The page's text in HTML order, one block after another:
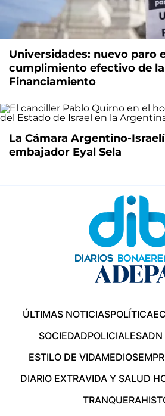
Universidades: nuevo paro
cumplimiento efectivo de
Financiamiento
La Cámara Argentino-
embajador Eyal Sela
ÚLTIMAS NOTICIASPOLÍTICA
SOCIEDADPOLICIALESADN
ESTILO DE VIDAMEDIOS
DIARIO EXTRAVIDA Y SALUD
TRANQUERA